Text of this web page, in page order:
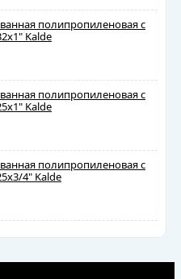
полипропиленовая с
Kalde
полипропиленовая с
Kalde
полипропиленовая с
4" Kalde